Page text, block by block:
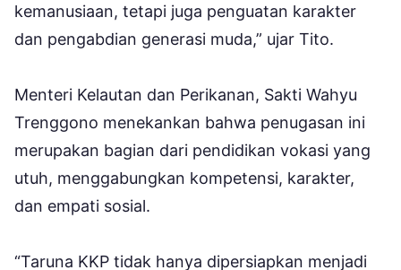
kemanusiaan, tetapi juga penguatan karakter
dan pengabdian generasi muda,” ujar Tito.
Menteri Kelautan dan Perikanan, Sakti Wahyu
Trenggono menekankan bahwa penugasan ini
merupakan bagian dari pendidikan vokasi yang
utuh, menggabungkan kompetensi, karakter,
dan empati sosial.
“Taruna KKP tidak hanya dipersiapkan menjadi